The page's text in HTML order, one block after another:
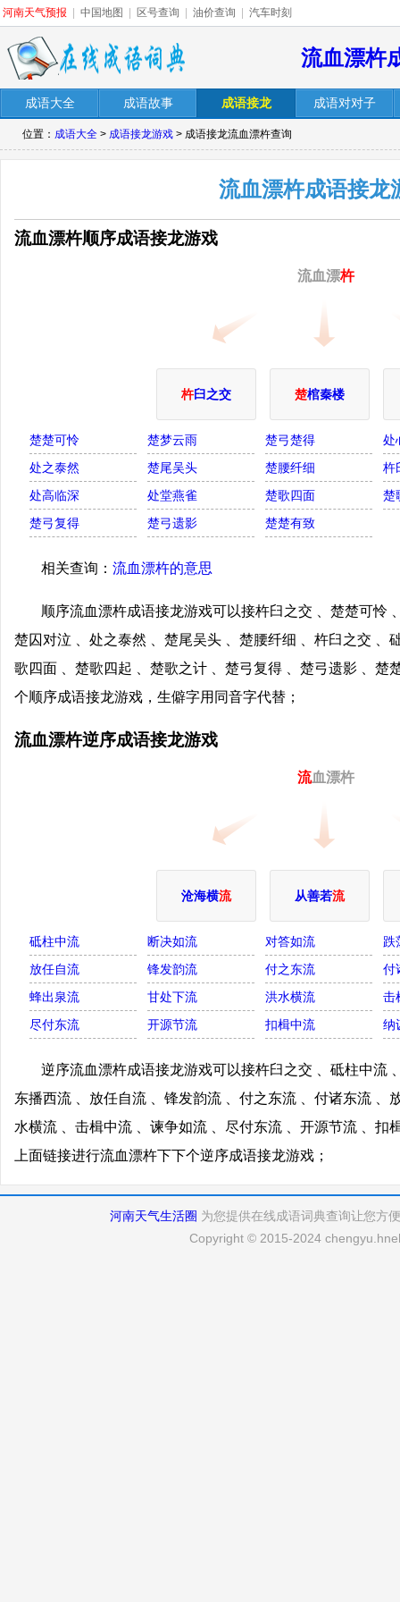
河南天气预报 中国地图 区号查询 油价查询 汽车时刻
流血漂杵
成语大全 成语故事 成语接龙 成语对对子
位置： 成语大全 > 成语接龙游戏 > 成语接龙流血漂杵查询
流血漂杵成语接龙
流血漂杵顺序成语接龙游戏
流血漂杵
杵臼之交 楚棺秦楼
楚楚可怜 楚梦云雨 楚弓楚得
处
处之泰然
楚尾吴头 楚腰纤细
杵
处高临深
处堂燕雀 楚歌四面
楚
楚弓复得
楚弓遗影 楚楚有致
相关查询： 流血漂杵的意思
顺序流血漂杵成语接龙游戏可以接杵臼之交 、楚楚可怜
楚囚对泣 、处之泰然 、楚尾吴头 、楚腰纤细 、杵臼之交 、
歌四面 、楚歌四起 、楚歌之计 、楚弓复得 、楚弓遗影 、楚
个顺序成语接龙游戏，生僻字用同音字代替；
流血漂杵逆序成语接龙游戏
流血漂杵
沧海横流 从善若流
砥柱中流 断决如流 对答如流
跌
放任自流
锋发韵流 付之东流
付
蜂出泉流
甘处下流 洪水横流
击
尽付东流
开源节流 扣楫中流 纳
逆序流血漂杵成语接龙游戏可以接杵臼之交 、砥柱中流
东播西流 、放任自流 、锋发韵流 、付之东流 、付诸东流 、
水横流 、击楫中流 、谏争如流 、尽付东流 、开源节流 、扣
上面链接进行流血漂杵下下个逆序成语接龙游戏；
河南天气生活圈 为您提供在线成语词典查询让您方
Copyright © 2015-2024